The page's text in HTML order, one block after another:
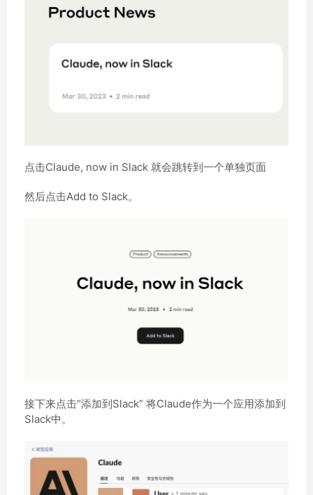
点击Claude, now in Slack 就会跳转到一个单独页面
然后点击Add to Slack。
接下来点击“添加到Slack” 将Claude作为一个应用添加到
Slack中。